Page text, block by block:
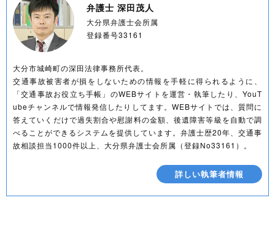
弁護士 深田茂人
大分県弁護士会所属
登録番号33161
大分市城崎町の深田法律事務所代表。
交通事故被害者が損をしないための情報を手軽に得られるように、
「交通事故お役立ち手帳」のWEBサイトを運営・執筆したり、YouT
ubeチャンネルで情報発信したりしてます。WEBサイトでは、質問に
答えていくだけで過失割合や慰謝料の金額、後遺障害等級を自動で調
べることができるシステムを提供しています。弁護士歴20年、交通事
故相談担当1000件以上、大分県弁護士会所属（登録No33161）。
詳しい執筆者情報